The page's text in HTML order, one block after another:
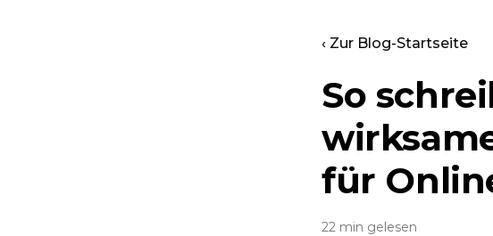
‹ Zur Blog-Startseite
So
für
22 min gelesen